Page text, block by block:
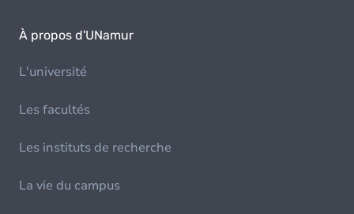
À propos d'UNamur
L'université
Les facultés
Les instituts de recherche
La vie du campus